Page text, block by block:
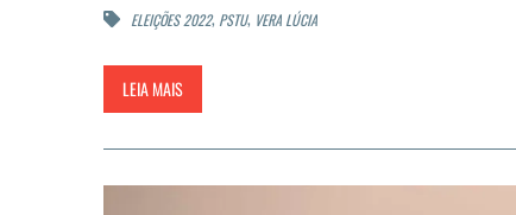
ELEIÇÕES 2022, PSTU, VERA LÚCIA
LEIA MAIS